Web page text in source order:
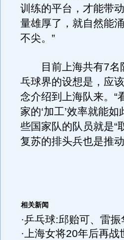
训练的平台，才能带
量雄厚了，就自然能
不尖。”
目前上海共有7名
乓球界的设想是，应
念介绍到上海队来。“
家的‘加工’效率就能
些国家队的队员就是“
复苏的排头兵也是推
相关新闻
·乒乓球:邱贻可、雷
·上海女将20年后再战